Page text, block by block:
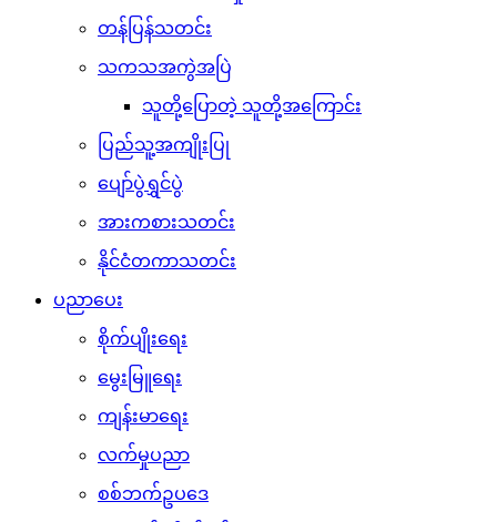
တန်ပြန်သတင်း
သကသအကွဲအပြဲ
သူတို့ပြောတဲ့ သူတို့အကြောင်း
ပြည်သူ့အကျိုးပြု
ပျော်ပွဲရွှင်ပွဲ
အားကစားသတင်း
နိုင်ငံတကာသတင်း
ပညာပေး
စိုက်ပျိုးရေး
မွေးမြူရေး
ကျန်းမာရေး
လက်မှုပညာ
စစ်ဘက်ဥပဒေ